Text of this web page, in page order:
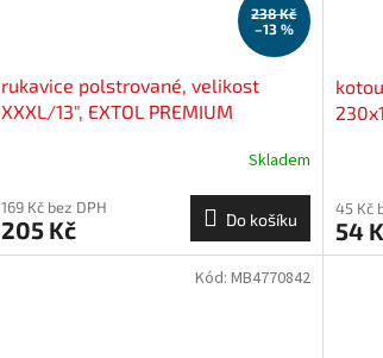
238 Kč
–13 %
rukavice polstrované, velikost
XXXL/13", EXTOL PREMIUM
Skladem
169 Kč bez DPH
205 Kč Do košíku
45 Kč
54
Kód: MB4770842